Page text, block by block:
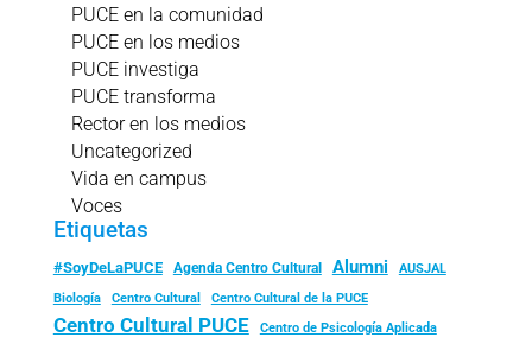
PUCE en la comunidad
PUCE en los medios
PUCE investiga
PUCE transforma
Rector en los medios
Uncategorized
Vida en campus
Voces
Etiquetas
#SoyDeLaPUCE Agenda Centro Cultural Alumni
AUSJAL
Biología
Centro Cultural Centro Cultural de la PUCE
Centro Cultural PUCE Centro de Psicología Aplicada